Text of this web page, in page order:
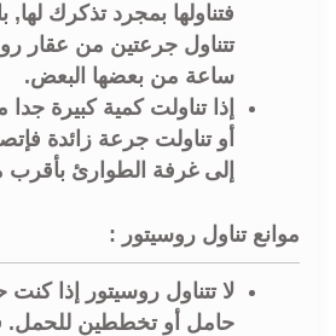
فتناولها بمجرد تذكرك لها,
ساعة من بعضها البعض.
إذا تناولت كمية كبيرة
أو تناولت جرعة زائدة
إلى غرفة الطوارئ
موانع تناول روسيتور :
لا تتناول روسيتور إذا
حامل أو تخططين للحمل.